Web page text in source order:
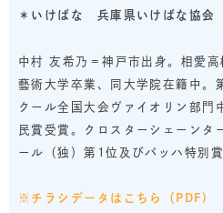
＊いけばな 兵庫県いけばな協
中村 友希乃＝神戸市出身。相愛
藝術大学卒業、同大学院在籍中。
クール全国大会ヴァイオリン部門
民賞受賞。クロスターシェーンタ
ール（独）第1位及びバッハ特別
※チラシデータはこちら（PDF)